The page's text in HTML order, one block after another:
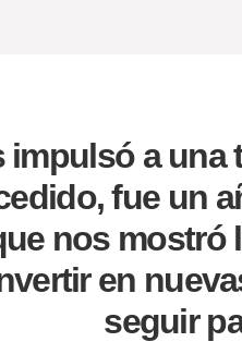
impulsó a
fue un
nos mostró
en
seguir